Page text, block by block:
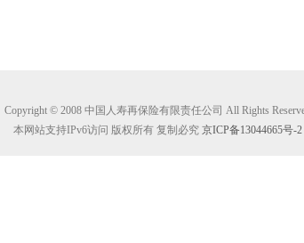
Copyright © 2008 中国人寿再保险有限责任公司 All Rights
本网站支持IPv6访问 版权所有 复制必究 京ICP备13044665号-2